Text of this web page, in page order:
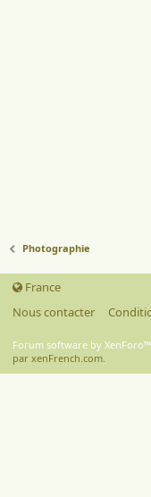
Photographie
France
Nous contacter
Forum software by XenForo™
par xenFrench.com.